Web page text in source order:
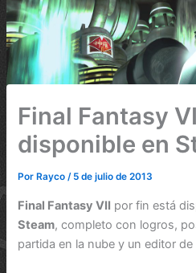
Final Fantasy
disponible en
Por Rayco/ 5 de julio de 2013
Final Fantasy VII por fin está
Steam, completo con logros,
partida en la nube y un editor